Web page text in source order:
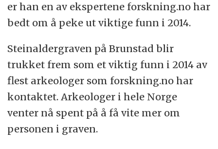
er han en av ekspertene forskning.no har
bedt om å peke ut viktige funn i 2014.
Steinaldergraven på Brunstad blir
trukket frem som et viktig funn i 2014 av
flest arkeologer som forskning.no har
kontaktet. Arkeologer i hele Norge
venter nå spent på å få vite mer om
personen i graven.